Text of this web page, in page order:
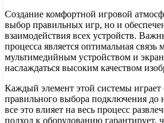
Создание комфортной игровой
выбор правильных игр, но и
взаимодействия всех устройств.
процесса является оптимальная
мультимедийным устройством и
наслаждаться высоким качеством
Каждый элемент этой системы играет
правильного выбора подключения до
все это влияет на весь процесс
подход к оборудованию гарантирует,